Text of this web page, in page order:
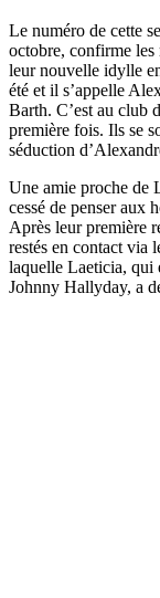
Le numéro de cette
octobre, confirme les
leur nouvelle idylle
été et il s’appelle
Barth. C’est au club
première fois. Ils se
séduction
Une amie proche de
cessé de penser aux
Après leur première
restés en contact via
laquelle Laeticia, qui
Johnny Hallyday, a